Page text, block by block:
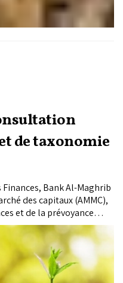
de taxonomie
Bank Al-Maghrib
des capitaux (AMMC),
et de la prévoyance
de la Transition
durable ont lancé une
taxonomie, dans le
finalisation du projet de
(TFVM).